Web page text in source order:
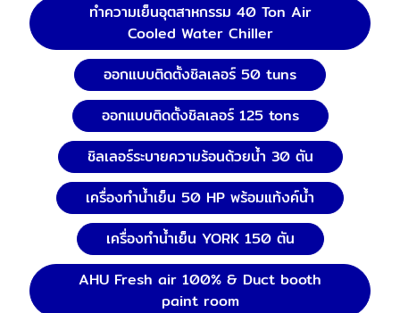
ทำความเย็นอุตสาหกรรม 40 Ton Air
Cooled Water Chiller
ออกแบบติดตั้งชิลเลอร์ 50 tuns
ออกแบบติดตั้งชิลเลอร์ 125 tons
ชิลเลอร์ระบายความร้อนด้วยน้ำ 30 ตัน
เครื่องทำน้ำเย็น 50 HP พร้อมแท้งค์น้ำ
เครื่องทำน้ำเย็น YORK 150 ตัน
AHU Fresh air 100% & Duct booth
paint room